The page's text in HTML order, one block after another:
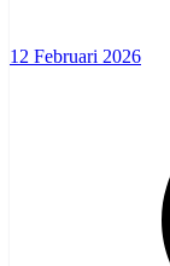
12 Februari 2026